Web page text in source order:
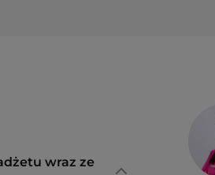
wraz ze